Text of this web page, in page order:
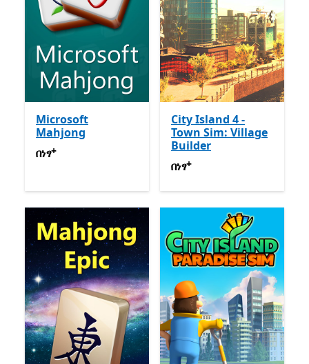
Microsoft
Mahjong
በነፃየመተግበሪያ ግብይቶች ውስጥ ግብዣ ቀርቧል
በነፃ+
City Island 4 -
Town Sim: Village
Builder
በነፃየመተግበሪያ ግብይቶች ውስጥ
በነፃ+